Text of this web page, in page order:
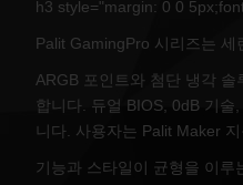
h3 style="margin: 0 0
Palit GamingPro 시리즈는 세
ARGB 포인트와 첨단 냉각
합니다. 듀얼 BIOS, 0dB 기술
니다. 사용자는 Palit Maker
기능과 스타일이 균형을 이